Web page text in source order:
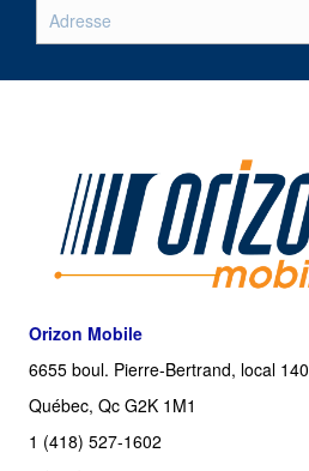
Orizon Mobile
6655 boul. Pierre-Bertrand, local 140
Québec, Qc G2K 1M1
1 (418) 527-1602